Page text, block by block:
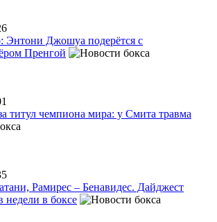
Энтони Джошуа подерётся с
Пренгой
титул чемпиона мира: у Смита травма
Рамирес – Бенавидес. Дайджест
недели в боксе